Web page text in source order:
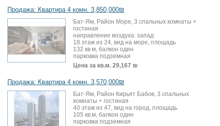
Продажа: Квартира 4 комн. 3,850,000₪
Бат-Ям, Район Море, 3 спальных комнаты +
гостиная
направление воздуха: запад
18 этаж из 24, вид на море, площадь
132 кв.м, балкон один
парковка подземная
Цена за кв.м. 29,167 ₪
Продажа: Квартира 4 комн. 3,570,000₪
Бат-Ям, Район Кирьят Бабов, 3 спальных
комнаты + гостиная
40 этаж из 47, вид на город, площадь
105 кв.м, балкон один
парковка подземная